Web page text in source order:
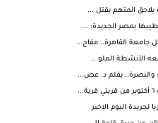
يلاحق المتهم بقتل ...
بمصر الجديدة: ...
جامعة القاهرة.. مفاج...
الأنشطة الملو...
والنصرة.. بقلم د. عص...
اليوم الاخير